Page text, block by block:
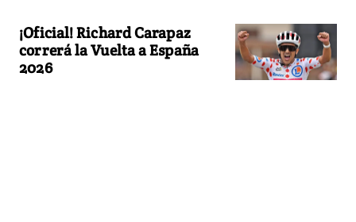
¡Oficial! Richard Carapaz
correrá la Vuelta a España
2026